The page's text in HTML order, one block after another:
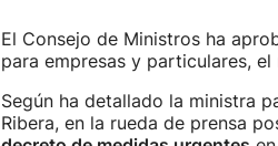
El Consejo de Ministros ha
para empresas y particulares,
Según ha detallado la ministra
Ribera, en la rueda de prensa